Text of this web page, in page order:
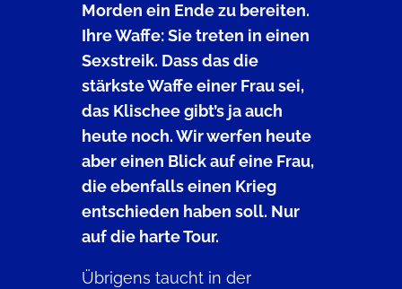
Morden ein Ende zu bereiten.
Ihre Waffe: Sie treten in einen
Sexstreik. Dass das die
stärkste Waffe einer Frau sei,
das Klischee gibt’s ja auch
heute noch. Wir werfen heute
aber einen Blick auf eine Frau,
die ebenfalls einen Krieg
entschieden haben soll. Nur
auf die harte Tour.
Übrigens taucht in der